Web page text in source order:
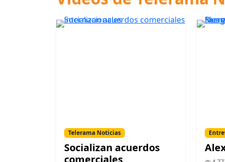
Telerama Noticias
Socializan acuerdos